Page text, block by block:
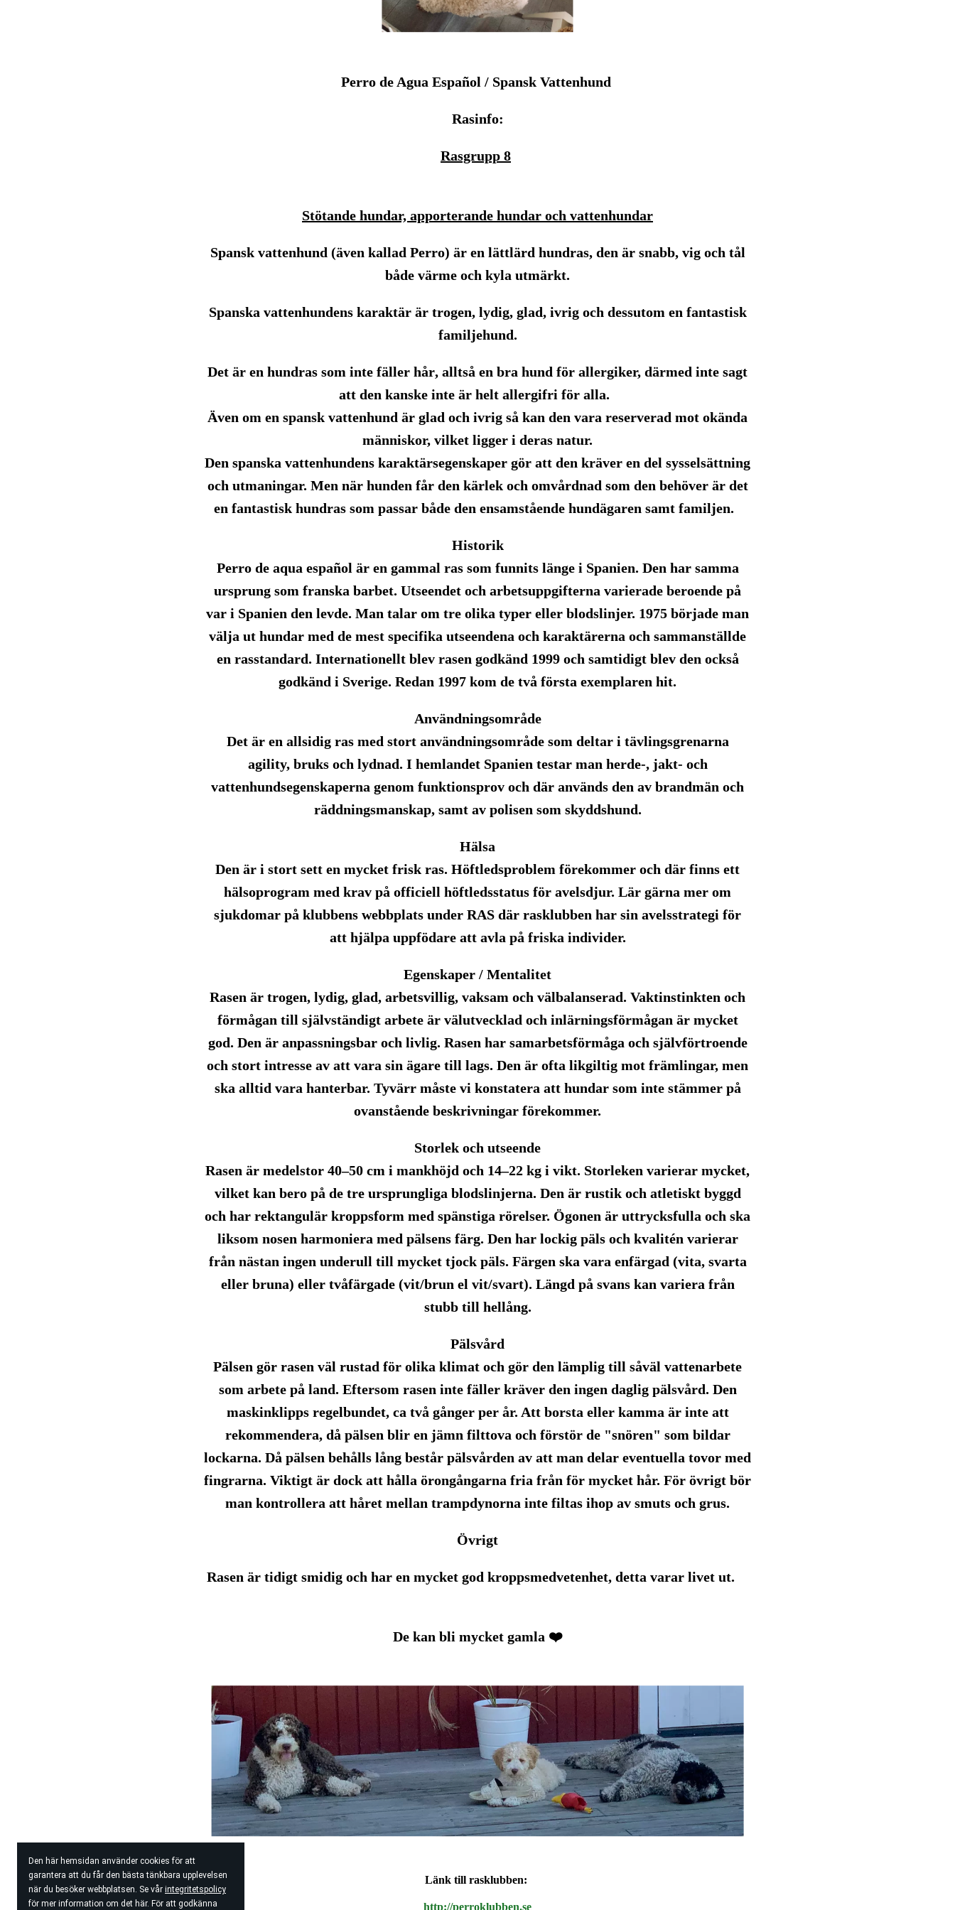
Den här hemsidan använder cookies för att
garantera att du får den bästa tänkbara upplevelsen
när du besöker webbplatsen. Se vår integritetspolicy
för mer information om det här. För att godkänna
Perro de Agua Español / Spansk Vattenhund
Rasinfo:
Rasgrupp 8
Stötande hundar, apporterande hundar och vattenhundar
Spansk vattenhund (även kallad Perro) är en lättlärd hundras, den är snabb, vig och tål
både värme och kyla utmärkt.
Spanska vattenhundens karaktär är trogen, lydig, glad, ivrig och dessutom en fantastisk
familjehund.
Det är en hundras som inte fäller hår, alltså en bra hund för allergiker, därmed inte sagt
att den kanske inte är helt allergifri för alla.
Även om en spansk vattenhund är glad och ivrig så kan den vara reserverad mot okända
människor, vilket ligger i deras natur.
Den spanska vattenhundens karaktärsegenskaper gör att den kräver en del sysselsättning
och utmaningar. Men när hunden får den kärlek och omvårdnad som den behöver är det
en fantastisk hundras som passar både den ensamstående hundägaren samt familjen.
Historik
Perro de aqua español är en gammal ras som funnits länge i Spanien. Den har samma
ursprung som franska barbet. Utseendet och arbetsuppgifterna varierade beroende på
var i Spanien den levde. Man talar om tre olika typer eller blodslinjer. 1975 började man
välja ut hundar med de mest specifika utseendena och karaktärerna och sammanställde
en rasstandard. Internationellt blev rasen godkänd 1999 och samtidigt blev den också
godkänd i Sverige. Redan 1997 kom de två första exemplaren hit.
Användningsområde
Det är en allsidig ras med stort användningsområde som deltar i tävlingsgrenarna
agility, bruks och lydnad. I hemlandet Spanien testar man herde-, jakt- och
vattenhundsegenskaperna genom funktionsprov och där används den av brandmän och
räddningsmanskap, samt av polisen som skyddshund.
Hälsa
Den är i stort sett en mycket frisk ras. Höftledsproblem förekommer och där finns ett
hälsoprogram med krav på officiell höftledsstatus för avelsdjur. Lär gärna mer om
sjukdomar på klubbens webbplats under RAS där rasklubben har sin avelsstrategi för
att hjälpa uppfödare att avla på friska individer.
Egenskaper / Mentalitet
Rasen är trogen, lydig, glad, arbetsvillig, vaksam och välbalanserad. Vaktinstinkten och
förmågan till självständigt arbete är välutvecklad och inlärningsförmågan är mycket
god. Den är anpassningsbar och livlig. Rasen har samarbetsförmåga och självförtroende
och stort intresse av att vara sin ägare till lags. Den är ofta likgiltig mot främlingar, men
ska alltid vara hanterbar. Tyvärr måste vi konstatera att hundar som inte stämmer på
ovanstående beskrivningar förekommer.
Storlek och utseende
Rasen är medelstor 40–50 cm i mankhöjd och 14–22 kg i vikt. Storleken varierar mycket,
vilket kan bero på de tre ursprungliga blodslinjerna. Den är rustik och atletiskt byggd
och har rektangulär kroppsform med spänstiga rörelser. Ögonen är uttrycksfulla och ska
liksom nosen harmoniera med pälsens färg. Den har lockig päls och kvalitén varierar
från nästan ingen underull till mycket tjock päls. Färgen ska vara enfärgad (vita, svarta
eller bruna) eller tvåfärgade (vit/brun el vit/svart). Längd på svans kan variera från
stubb till hellång.
Pälsvård
Pälsen gör rasen väl rustad för olika klimat och gör den lämplig till såväl vattenarbete
som arbete på land. Eftersom rasen inte fäller kräver den ingen daglig pälsvård. Den
maskinklipps regelbundet, ca två gånger per år. Att borsta eller kamma är inte att
rekommendera, då pälsen blir en jämn filttova och förstör de "snören" som bildar
lockarna. Då pälsen behålls lång består pälsvården av att man delar eventuella tovor med
fingrarna. Viktigt är dock att hålla örongångarna fria från för mycket hår. För övrigt bör
man kontrollera att håret mellan trampdynorna inte filtas ihop av smuts och grus.
Övrigt
Rasen är tidigt smidig och har en mycket god kroppsmedvetenhet, detta varar livet ut.
De kan bli mycket gamla ❤️
Länk till rasklubben:
http://perroklubben.se